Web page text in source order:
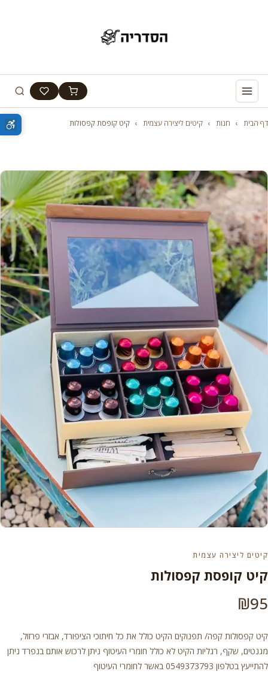
דף הבית › חנות › קיטים ליצירה עצמית › קיט קופסת קפסולות
קיטים ליצירה עצמית
קיט קופסת קפסולות
₪95
קיט קפסולות קפה/ תפנוקים הקיט כולל את כל חיתוכי הציפורד, אבזרי פרזול,
מגנטים, שקף, רגליות הקיט לא כולל חומרי העיטוף ניתן לרכוש אותם בנפרד ניתן
להתייעץ בטלפון 0549373793 באשר לחומרי העיטוף